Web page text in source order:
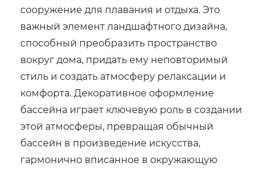
сооружение для плавания и отдыха. Это
важный элемент ландшафтного дизайна,
способный преобразить пространство
вокруг дома, придать ему неповторимый
стиль и создать атмосферу релаксации и
комфорта. Декоративное оформление
бассейна играет ключевую роль в создании
этой атмосферы, превращая обычный
бассейн в произведение искусства,
гармонично вписанное в окружающую